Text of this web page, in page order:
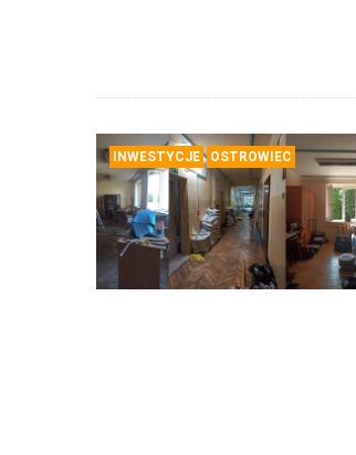
INWESTYCJE OSTROWIEC